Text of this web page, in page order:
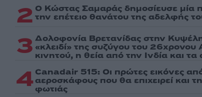
2 Ο Κώστας Σαμαράς δημοσίευσε μία
την επέτειο θανάτου της αδελφής
3 Δολοφονία Βρετανίδας στην
«κλειδί» της συζύγου του
κινητού, η θεία από την Ινδία και
4 Canadair 515: Οι πρώτες εικόνες
αεροσκάφους που θα επιχειρεί και
φωτιάς